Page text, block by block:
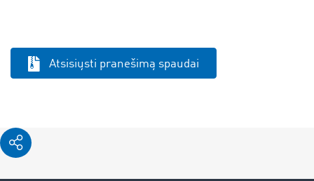
Atsisiųsti pranešimą spaudai